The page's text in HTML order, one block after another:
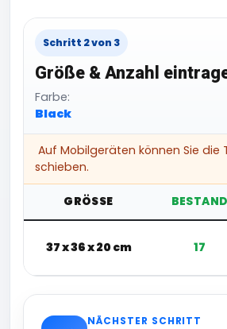
Schritt 2 von 3
Größe & Anzahl
Farbe:
Black
Auf Mobilgeräten können Sie die
schieben.
GRÖSSE BESTAND
37 x 36 x 20 cm 17
NÄCHSTER SCHRITT